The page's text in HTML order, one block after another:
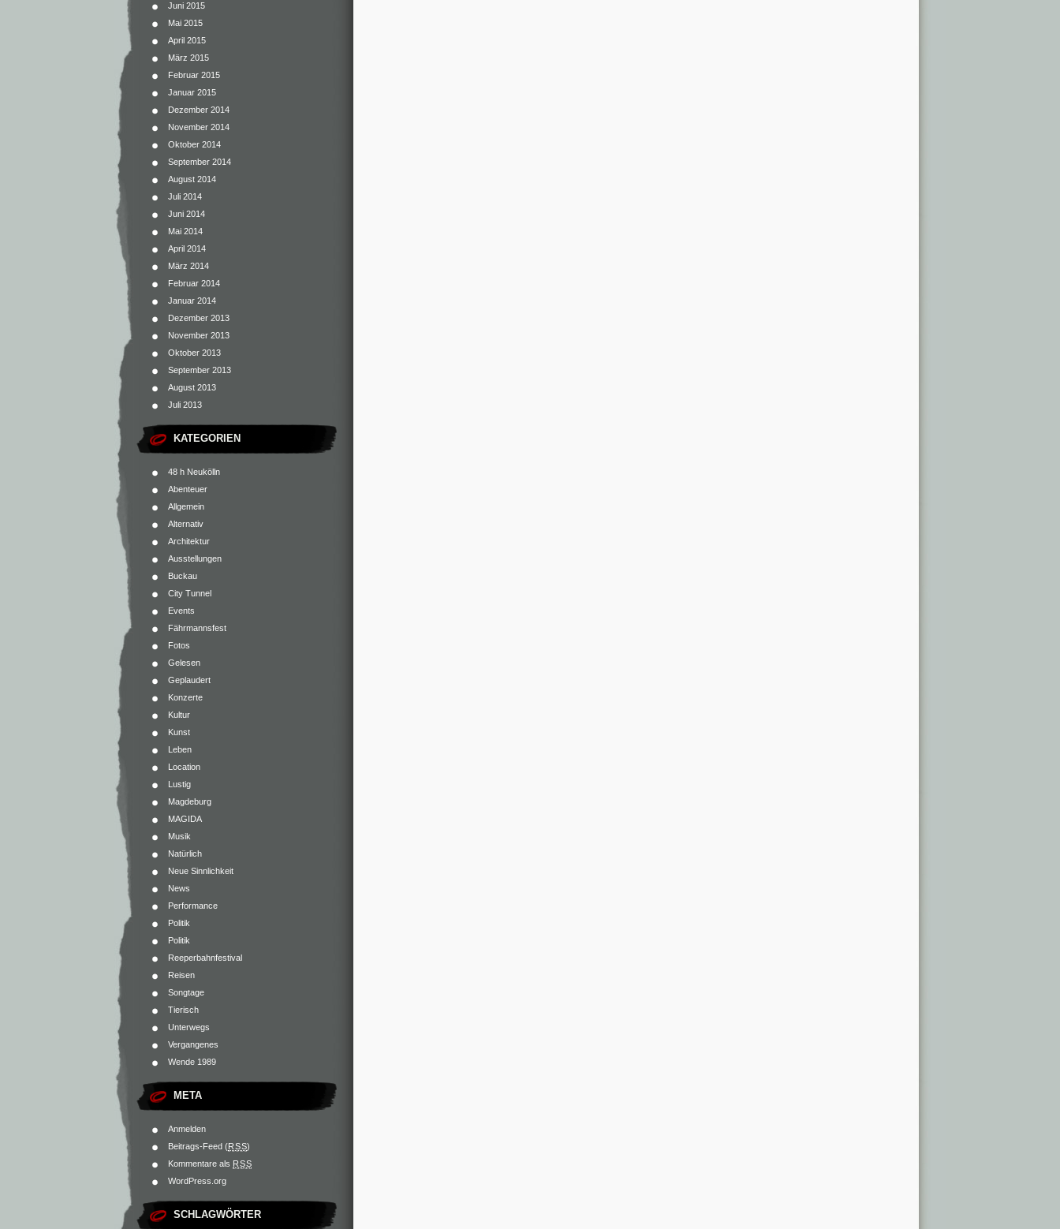
Juni 2015
Mai 2015
April 2015
März 2015
Februar 2015
Januar 2015
Dezember 2014
November 2014
Oktober 2014
September 2014
August 2014
Juli 2014
Juni 2014
Mai 2014
April 2014
März 2014
Februar 2014
Januar 2014
Dezember 2013
November 2013
Oktober 2013
September 2013
August 2013
Juli 2013
KATEGORIEN
48 h Neukölln
Abenteuer
Allgemein
Alternativ
Architektur
Ausstellungen
Buckau
City Tunnel
Events
Fährmannsfest
Fotos
Gelesen
Geplaudert
Konzerte
Kultur
Kunst
Leben
Location
Lustig
Magdeburg
MAGIDA
Musik
Natürlich
Neue Sinnlichkeit
News
Performance
Politik
Politik
Reeperbahnfestival
Reisen
Songtage
Tierisch
Unterwegs
Vergangenes
Wende 1989
META
Anmelden
Beitrags-Feed (RSS)
Kommentare als RSS
WordPress.org
SCHLAGWÖRTER